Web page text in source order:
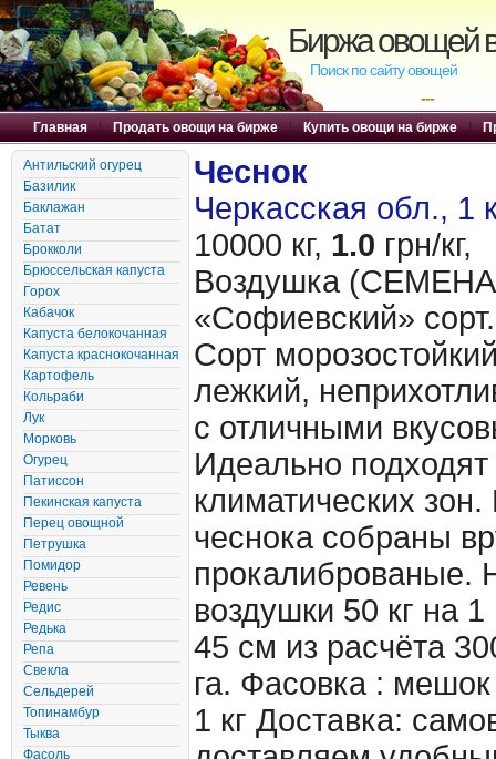
Биржа овощей
Поиск по сайту овощей
---
Главная | Продать овощи на бирже | Купить овощи на бирже |
Антильский огурец
Базилик
Баклажан
Батат
Брокколи
Брюссельская капуста
Горох
Кабачок
Капуста белокочанная
Капуста краснокочанная
Картофель
Кольраби
Лук
Морковь
Огурец
Патиссон
Пекинская капуста
Перец овощной
Петрушка
Помидор
Ревень
Редис
Редька
Репа
Свекла
Сельдерей
Топинамбур
Тыква
Фасоль
Чеснок
Черкасская обл., 1
10000 кг, 1.0 грн/кг,
Воздушка (CЕМЕНА
«Cофиевский»
Сорт
лежкий,
с отличными
Идеально
климатических
чеснока собраны
прокалиброваные.
воздушки 50 кг на
45 см из расчёта
га. Фасовка :
1 кг Доставка: